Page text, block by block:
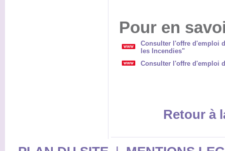
Pour en
Consulter l'offre d'emploi
les Incendies"
Consulter l'offre d'emploi
Retour à